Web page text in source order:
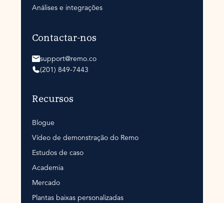
Análises e integrações
Contactar-nos
support@remo.co
(201) 849-7443
Recursos
Blogue
Vídeo de demonstração do Remo
Estudos de caso
Academia
Mercado
Plantas baixas personalizadas